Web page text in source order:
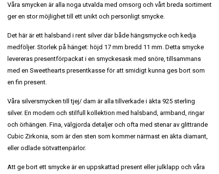
Våra smycken är alla noga utvalda med omsorg och vårt breda sortiment
ger en stor möjlighet till ett unikt och personligt smycke.
Det här är ett halsband i rent silver där både hängsmycke och kedja
medföljer. Storlek på hänget: höjd 17 mm bredd 11 mm. Detta smycke
levereras presentförpackat i en smyckesask med snöre, tillsammans
med en Sweethearts presentkasse för att smidigt kunna ges bort som
en fin present.
Våra silversmycken till tjej/ dam är alla tillverkade i äkta 925 sterling
silver. En modern och stilfull kollektion med halsband, armband, ringar
och örhängen. Fina, välgjorda detaljer och ofta med stenar av glittrande
Cubic Zirkonia, som är den sten som kommer närmast en äkta diamant,
eller odlade sötvattenpärlor.
Att ge bort ett smycke är en uppskattad present eller julklapp och våra